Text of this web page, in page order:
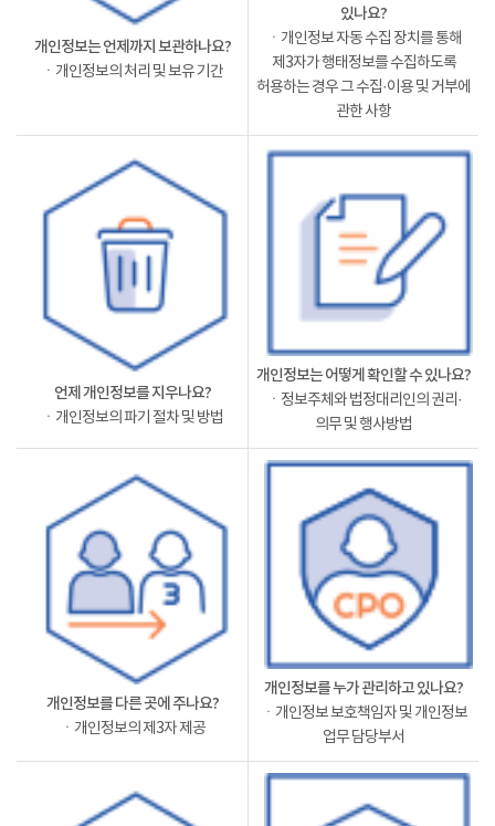
개인정보는 언제까지 보관하나요?
ㆍ개인정보의 처리 및 보유 기간
있나요?
ㆍ개인정보 자동 수집 장치를 통해
제3자가 행태정보를 수집하도록
허용하는 경우 그 수집·이용 및 거부에
관한 사항
언제 개인정보를 지우나요?
ㆍ개인정보의 파기 절차 및 방법
개인정보는 어떻게 확인할 수 있나요?
ㆍ정보주체와 법정대리인의 권리·
의무 및 행사방법
개인정보를 다른 곳에 주나요?
ㆍ개인정보의 제3자 제공
개인정보를 누가 관리하고 있나요?
ㆍ개인정보 보호책임자 및 개인정보
업무 담당부서